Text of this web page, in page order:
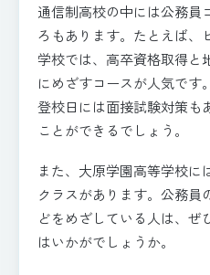
通信制高校の中には公務員
ろもあります。たとえば、
学校では、高卒資格取得と
にめざすコースが人気です
登校日には面接試験対策も
ことができるでしょう。
また、大原学園高等学校に
クラスがあります。公務員
どをめざしている人は、ぜ
はいかがでしょうか。